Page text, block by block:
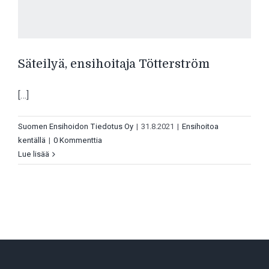
Säteilyä, ensihoitaja Tötterström
[…]
Suomen Ensihoidon Tiedotus Oy | 31.8.2021 | Ensihoitoa
kentällä | 0 Kommenttia
Lue lisää